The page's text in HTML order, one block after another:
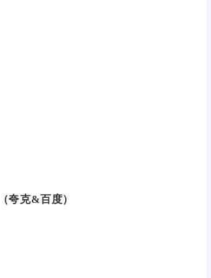
（夸克&百度）